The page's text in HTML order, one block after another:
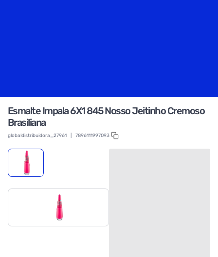
Esmalte Impala 6X1 845 Nosso Jeitinho Cremoso
Brasiliana
globaldistribuidora_27961 7896111997093